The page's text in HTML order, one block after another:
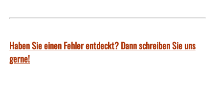
Haben Sie einen Fehler entdeckt? Dann schreiben Sie uns
gerne!